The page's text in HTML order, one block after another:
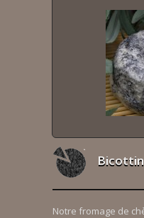
Notre fromage de